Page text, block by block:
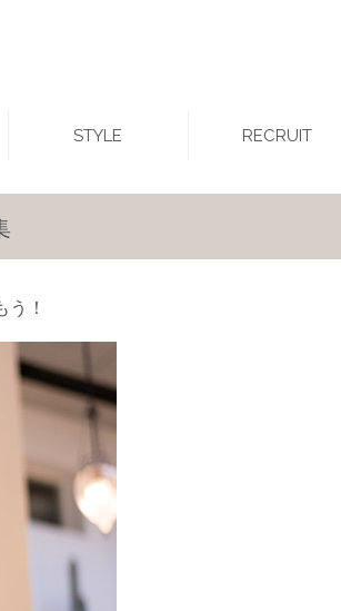
STYLE RECRUIT
！